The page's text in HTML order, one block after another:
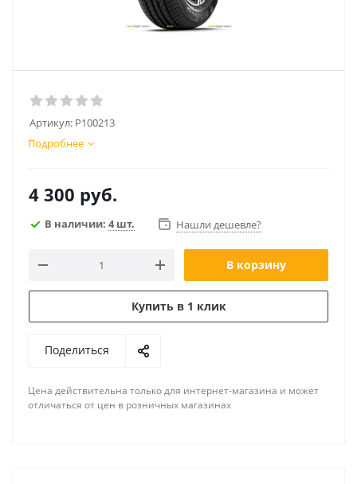
Артикул: P100213
Подробнее
4 300 руб.
В наличии: 4 шт. Нашли дешевле?
В корзину
Купить в 1 клик
Поделиться
Цена действительна только для интернет-магазина и может
отличаться от цен в розничных магазинах